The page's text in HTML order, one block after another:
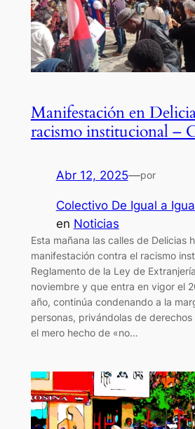
Manifestación en
racismo institucional –
Abr 12, 2025—por
Colectivo De Igual a
en Noticias
Esta mañana las calles de Delicias
manifestación contra el racismo
Reglamento de la Ley de
noviembre y que entra en vigor el
año, continúa condenando a la
personas, privándolas de
el mero hecho de «no…